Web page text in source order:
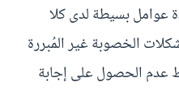
عوامل بسيطة لدى كلا
الخصوبة غير المُبررة
عدم الحصول على إجابة